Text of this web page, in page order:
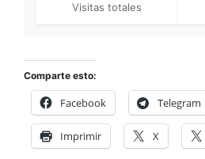
Visitas totales
Comparte esto:
Facebook Telegram
Imprimir X